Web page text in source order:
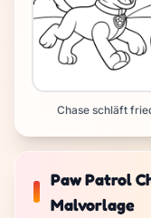
Chase schläft
Paw Patrol
Malvorlage